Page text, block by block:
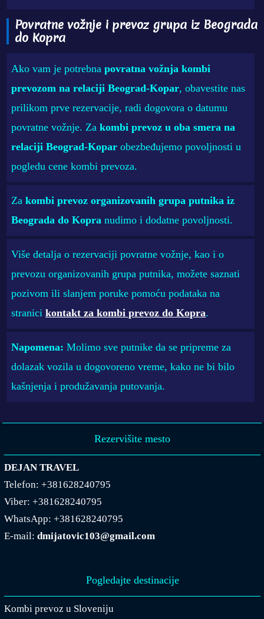
Povratne vožnje i prevoz grupa iz Beograda
do Kopra
Ako vam je potrebnapovratna vožnja kombi
prevozom na relaciji Beograd-Kopar, obavestite nas
prilikom prve rezervacije, radi dogovora o datumu
povratne vožnje. Zakombi prevoz u oba smera na
relaciji Beograd-Kopar obezbeđujemo povoljnosti u
pogledu cene kombi prevoza.
Zakombi prevoz organizovanih grupa putnika iz
Beograda do Kopra nudimo i dodatne povoljnosti.
Više detalja o rezervaciji povratne vožnje, kao i o
prevozu organizovanih grupa putnika, možete saznati
pozivom ili slanjem poruke pomoću podataka na
stranicikontakt za kombi prevoz do Kopra.
Napomena: Molimo sve putnike da se pripreme za
dolazak vozila u dogovoreno vreme, kako ne bi bilo
kašnjenja i produžavanja putovanja.
Rezervišite mesto
DEJAN TRAVEL
Telefon:+381628240795
Viber:+381628240795
WhatsApp:+381628240795
E-mail:dmijatovic103@gmail.com
Pogledajte destinacije
Kombi prevoz u Sloveniju